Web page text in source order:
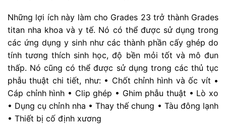
Những lợi ích này làm cho Grades 23 trở thành Grades
titan nha khoa và y tế. Nó có thể được sử dụng trong
các ứng dụng y sinh như các thành phần cấy ghép do
tính tương thích sinh học, độ bền mỏi tốt và mô đun
thấp. Nó cũng có thể được sử dụng trong các thủ tục
phẫu thuật chi tiết, như: • Chốt chỉnh hình và ốc vít •
Cáp chỉnh hình • Clip ghép • Ghim phẫu thuật • Lò xo
• Dụng cụ chỉnh nha • Thay thế chung • Tàu đông lạnh
• Thiết bị cố định xương